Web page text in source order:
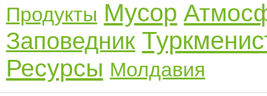
Продукты Мусор
Заповедник
Ресурсы Молдавия